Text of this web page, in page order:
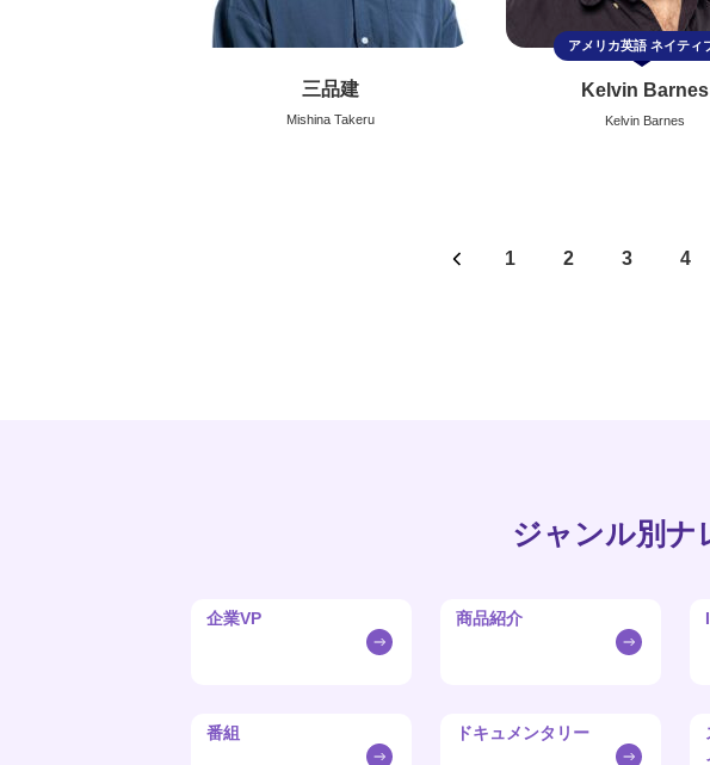
三品建
Mishina Takeru
アメリカ英語 ネイティ
Kelvin Barnes
Kelvin Barnes
1 2 3 4
ジャンル別ナ
企業VP 商品紹介
番組 ドキュメンタリー